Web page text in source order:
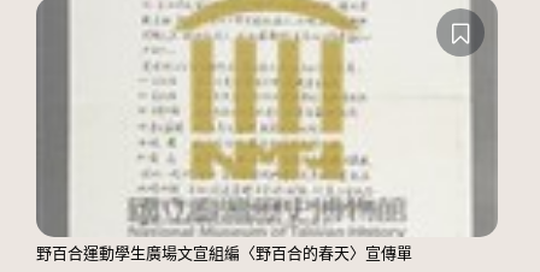
野百合運動學生廣場文宣組編〈野百合的春天〉宣傳單